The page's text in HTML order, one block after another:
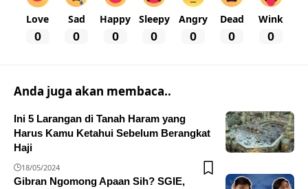
Love
0
Sad
0
Happy
0
Sleepy
0
Angry
0
Dead
0
Wink
0
Anda juga akan membaca..
Ini 5 Larangan di Tanah Haram yang
Harus Kamu Ketahui Sebelum Berangkat
Haji
18/05/2024
Gibran Ngomong Apaan Sih? SGIE,